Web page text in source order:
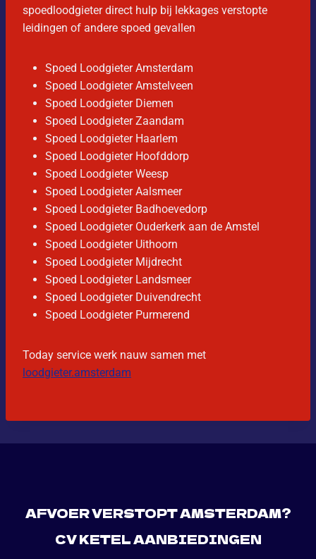
spoedloodgieter direct hulp bij lekkages verstopte
leidingen of andere spoed gevallen
Spoed Loodgieter Amsterdam
Spoed Loodgieter Amstelveen
Spoed Loodgieter Diemen
Spoed Loodgieter Zaandam
Spoed Loodgieter Haarlem
Spoed Loodgieter Hoofddorp
Spoed Loodgieter Weesp
Spoed Loodgieter Aalsmeer
Spoed Loodgieter Badhoevedorp
Spoed Loodgieter Ouderkerk aan de Amstel
Spoed Loodgieter Uithoorn
Spoed Loodgieter Mijdrecht
Spoed Loodgieter Landsmeer
Spoed Loodgieter Duivendrecht
Spoed Loodgieter Purmerend
Today service werk nauw samen met
loodgieter.amsterdam
AFVOER VERSTOPT AMSTERDAM?
CV KETEL AANBIEDINGEN